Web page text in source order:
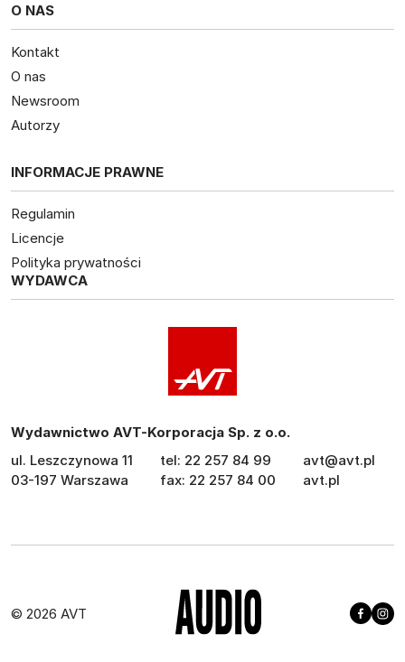
O NAS
Kontakt
O nas
Newsroom
Autorzy
INFORMACJE PRAWNE
Regulamin
Licencje
Polityka prywatności
WYDAWCA
Wydawnictwo AVT-Korporacja Sp. z o.o.
ul. Leszczynowa 11
03-197 Warszawa
tel: 22 257 84 99
fax: 22 257 84 00
avt@avt.pl
avt.pl
© 2026 AVT